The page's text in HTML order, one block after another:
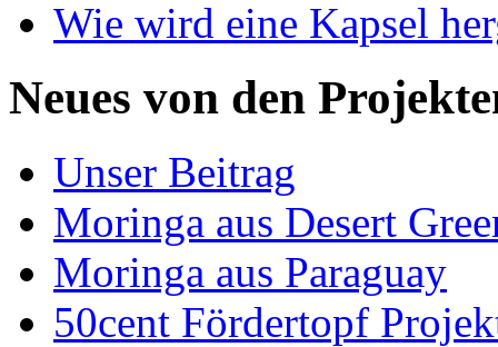
Wie wird eine Kapsel
Neues von den
Unser Beitrag
Moringa aus Desert
Moringa aus Paraguay
50cent Fördertopf